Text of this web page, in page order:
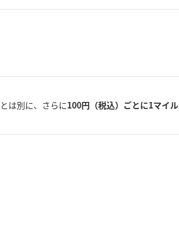
は別に、さらに100円（税込）ごとに1マイル